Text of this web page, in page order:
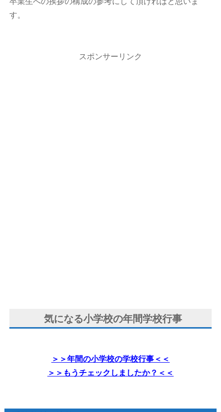
す。
スポンサーリンク
気になる小学校の年間学校行事
＞＞年間の小学校の学校行事＜＜
＞＞もうチェックしましたか？＜＜